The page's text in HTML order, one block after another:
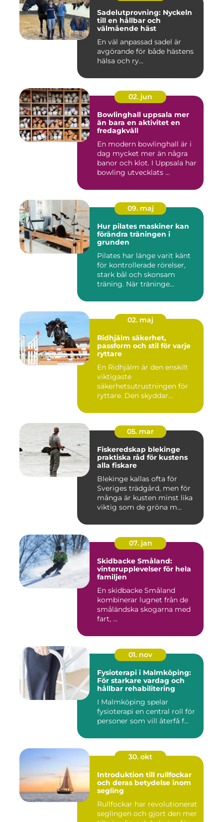
Sadelutprovning: Nyckeln
till en hållbar och
välmående häst
En väl anpassad sadel är
avgörande för både hästens
hälsa och ry...
02. jun
Bowlinghall uppsala mer
än bara en aktivitet en
fredagkväll
En modern bowlinghall är i
dag mycket mer än några
banor och klot. I Uppsala har
bowling utvecklats ...
09. maj
Hur pilates maskiner kan
förändra träningen i
grunden
Pilates har länge varit känt
för kontrollerade rörelser,
stark bål och skonsam
träning. När träninge...
02. maj
Ridhjälm säkerhet,
passform och stil för varje
ryttare
En Ridhjälm är den enskilt
viktigaste
säkerhetsutrustningen för
ryttare. Den skyddar
05. mar
Fiskeredskap blekinge
praktiska råd för kustens
alla fiskare
Blekinge kallas ofta för
Sveriges trädgård, men för
många är kusten minst lika
viktig som de gröna m...
07. jan
Skidbacke Småland:
vinterupplevelser för hela
familjen
En skidbacke Småland
kombinerar lugnet från de
småländska skogarna med
fart, ...
01. nov
Fysioterapi i Malmköping:
För starkare vardag och
hållbar rehabilitering
I Malmköping spelar
fysioterapi en central roll för
personer som vill återfå f...
30. okt
Introduktion till rullfockar
och deras betydelse inom
segling
Rullfockar har revolutionerat
seglingen och gjort den mer